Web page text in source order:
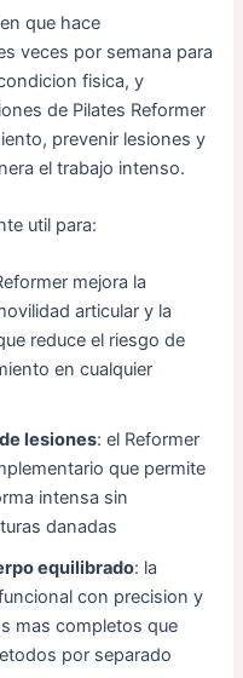
que hace
veces por semana para
fisica, y
de Pilates Reformer
prevenir lesiones y
el trabajo intenso.
util para:
mejora la
articular y la
reduce el riesgo de
en cualquier
lesiones: el Reformer
que permite
intensa sin
danadas
equilibrado: la
con precision y
mas completos que
por separado